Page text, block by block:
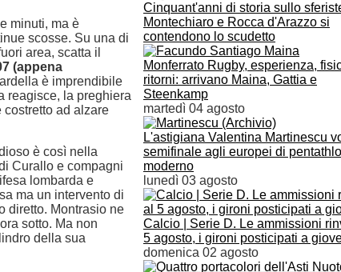
Cinquant'anni di storia sullo
Montechiaro e Rocca d'Arazzo si
contendono lo scudetto
Monferrato Rugby, esperienza,
ritorni: arrivano Maina, Gattia e
Steenkamp
martedì 04 agosto
L'astigiana Valentina Martinescu
semifinale agli europei di
moderno
lunedì 03 agosto
Calcio | Serie D. Le ammissioni
5 agosto, i gironi posticipati a
domenica 02 agosto
minuti, ma è
scosse. Su una di
area, scatta il
(appena
è imprendibile
reagisce, la preghiera
costretto ad alzare
è così nella
Curallo e compagni
lombarda e
ma un intervento di
diretto. Montrasio ne
sotto. Ma non
della sua